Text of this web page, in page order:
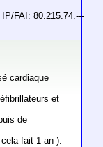
IP/FAI: 80.215.74.---
cardiaque
et
de
fait 1 an ).